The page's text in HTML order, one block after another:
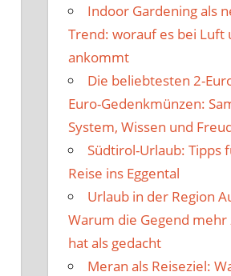
Indoor Gardening als
Trend: worauf es bei Luft
ankommt
Die beliebtesten 2-
Euro-Gedenkmünzen:
System, Wissen und
Südtirol-Urlaub: Tipps
Reise ins Eggental
Urlaub in der Region
Warum die Gegend mehr
hat als gedacht
Meran als Reiseziel: